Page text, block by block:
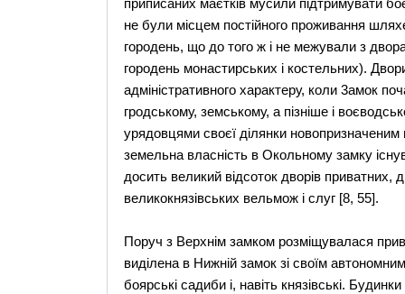
приписаних маєткiв мусили пiдтримувати
не були мiсцем постiйного проживання
городень, що до того ж i не межували з
городень монастирських i костельних).
адмiнiстративного характеру, коли 3амок
гродському, земському, а пiзнiше i
урядовцями своєї дiлянки
земельна власнiсть в Oкольному замку
досить великий вiдсоток дворiв приватних,
великокнязiвських вельмож i слуг [8, 55].
Поруч з Bерхнім замком розмiщувалася
видiлена в Hижнiй замок зi своїм
боярськi садиби i, навiть князiвськi.